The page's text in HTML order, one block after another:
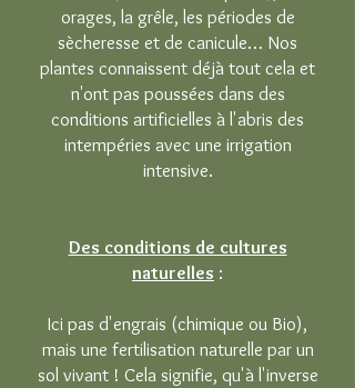
orages, la grêle, les périodes de
sècheresse et de canicule… Nos
plantes connaissent déjà tout cela et
n'ont pas poussées dans des
conditions artificielles à l'abris des
intempéries avec une irrigation
intensive.
Des conditions de cultures
naturelles :
Ici pas d'engrais (chimique ou Bio),
mais une fertilisation naturelle par un
sol vivant ! Cela signifie, qu'à l'inverse